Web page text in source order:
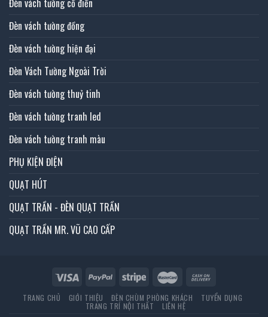
Đèn vách tường đồng
Đèn vách tường hiện đại
Đèn Vách Tường Ngoài Trời
Đèn vách tường thuỷ tinh
Đèn vách tường tranh led
Đèn vách tường tranh màu
PHỤ KIỆN ĐIỆN
QUẠT HÚT
QUẠT TRẦN - ĐÈN QUẠT TRẦN
QUẠT TRẦN MR. VŨ CAO CẤP
TRANG CHỦ GIỚI THIỆU ĐÈN CHÙM PHÒNG KHÁCH TUYỂN DỤNG
TRANG TRÍ NỘI THẤT LIÊN HỆ